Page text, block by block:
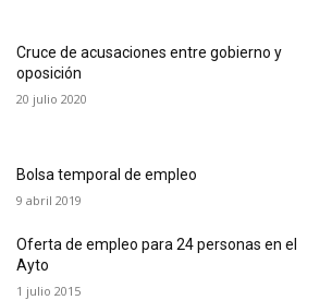
Cruce de acusaciones entre gobierno y
oposición
20 julio 2020
Bolsa temporal de empleo
9 abril 2019
Oferta de empleo para 24 personas en el
Ayto
1 julio 2015